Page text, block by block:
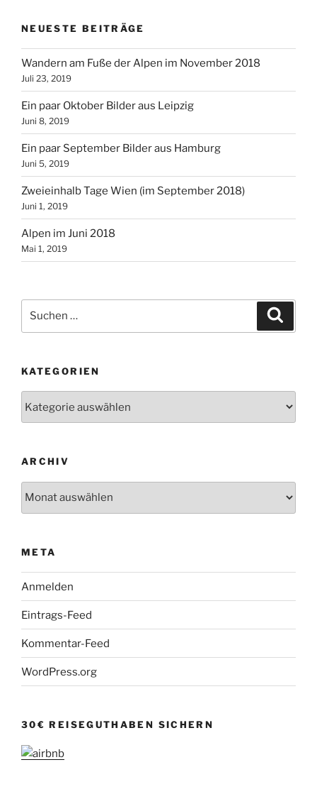
NEUESTE BEITRÄGE
Wandern am Fuße der Alpen im November 2018
Juli 23, 2019
Ein paar Oktober Bilder aus Leipzig
Juni 8, 2019
Ein paar September Bilder aus Hamburg
Juni 5, 2019
Zweieinhalb Tage Wien (im September 2018)
Juni 1, 2019
Alpen im Juni 2018
Mai 1, 2019
nach:
KATEGORIEN
ARCHIV
META
Anmelden
Eintrags-Feed
Kommentar-Feed
WordPress.org
30€ REISEGUTHABEN SICHERN